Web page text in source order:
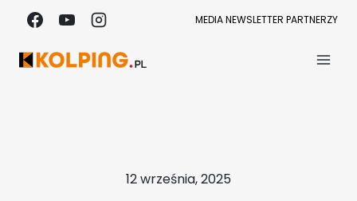
Przejdź
treści
MEDIANEWSLETTER PARTNERZY
12 września, 2025